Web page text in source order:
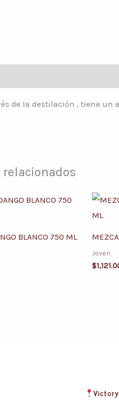
de la destilación , tiene un
BLANCO 750 ML
Joven
$